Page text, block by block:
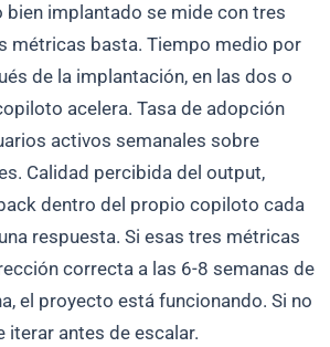
bien implantado se mide con tres
métricas basta. Tiempo medio por
de la implantación, en las dos o
acelera. Tasa de adopción
activos semanales sobre
Calidad percibida del output,
dentro del propio copiloto cada
respuesta. Si esas tres métricas
correcta a las 6-8 semanas de
el proyecto está funcionando. Si no
iterar antes de escalar.